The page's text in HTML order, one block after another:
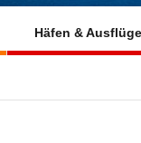
Häfen & Ausflüge